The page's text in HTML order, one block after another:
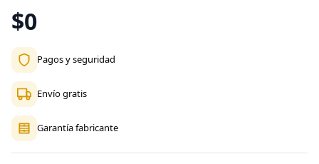
$0
Pagos y seguridad
Envío gratis
Garantía fabricante